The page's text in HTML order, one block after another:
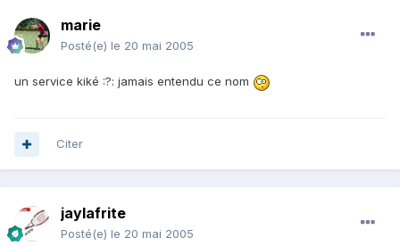
marie
Posté(e) le 20 mai 2005
un service kiké :?: jamais entendu ce nom
Citer
jaylafrite
Posté(e) le 20 mai 2005